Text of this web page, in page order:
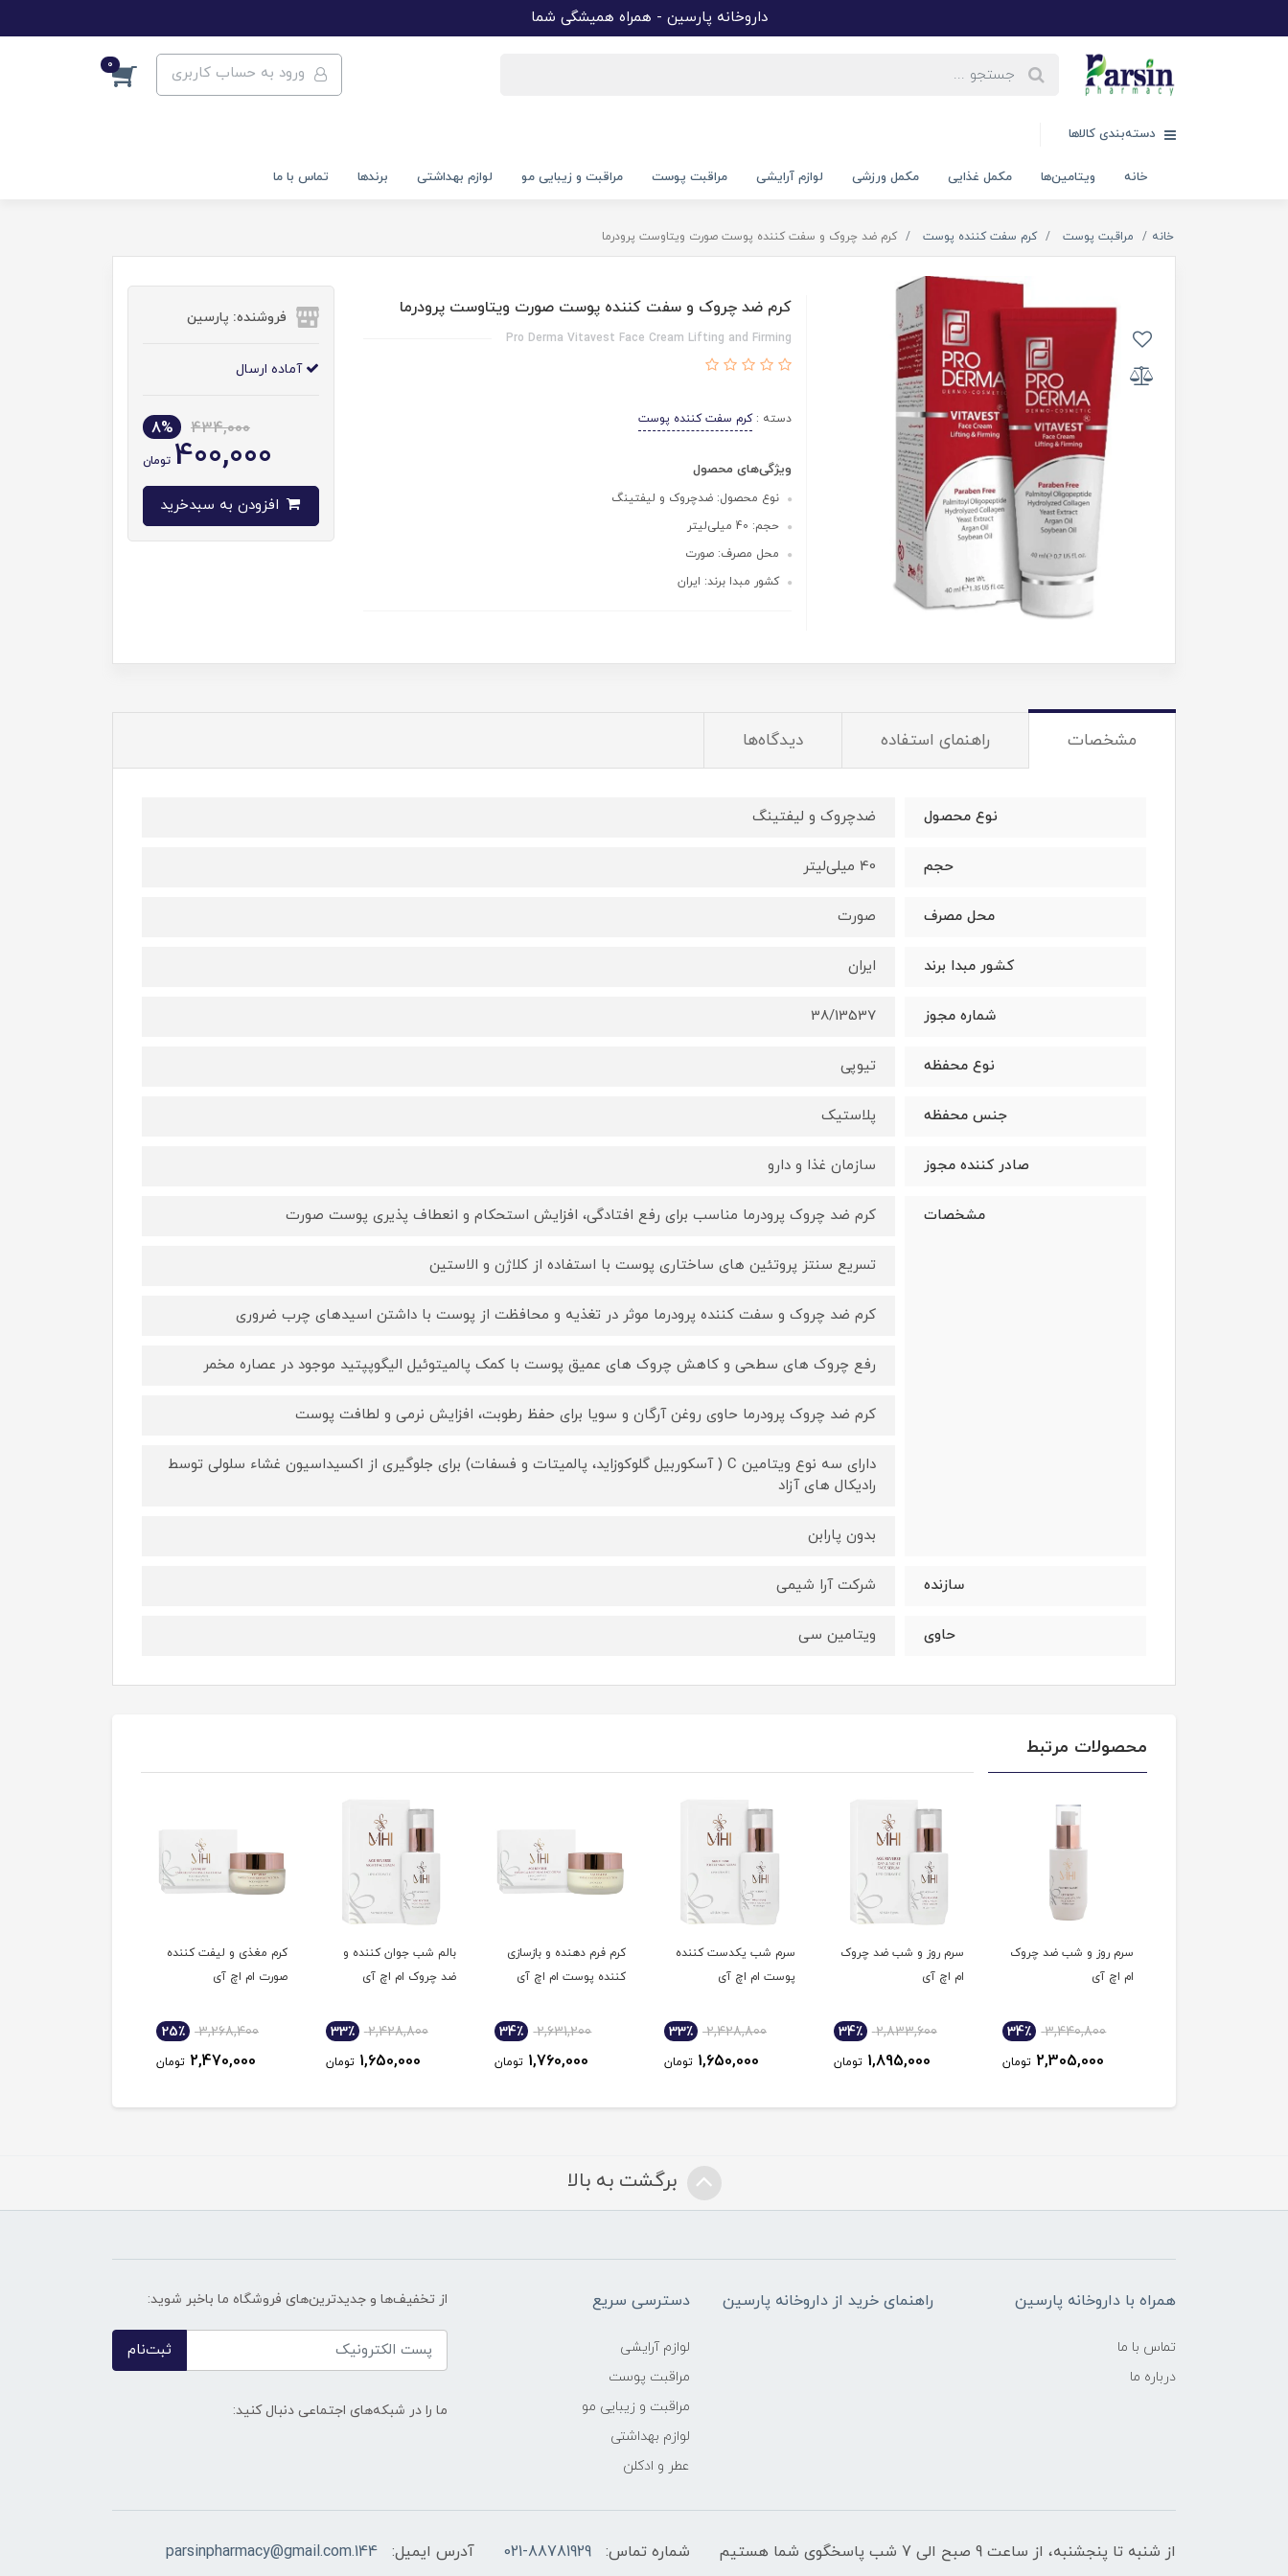
داروخانه پارسین - همراه همیشگی شما
ورود به حساب کاربری 0
دسته‌بندی کالاها
خانه ویتامین‌ها مکمل غذایی مکمل ورزشی لوازم آرایشی مراقبت پوست مراقبت و زیبایی مو لوازم بهداشتی برندها تماس با ما
خانه مراقبت پوست کرم سفت کننده پوست کرم ضد چروک و سفت کننده پوست صورت ویتاوست پرودرما
کرم ضد چروک و سفت کننده پوست صورت ویتاوست پرودرما
Pro Derma Vitavest Face Cream Lifting and Firming
دسته :کرم سفت کننده پوست
ویژگی‌های محصول
نوع محصول: ضدچروک و لیفتینگ
حجم: 40 میلی‌لیتر
محل مصرف: صورت
کشور مبدا برند: ایران
فروشنده: پارسین
آماده ارسال
434,000
8%
400,000 تومان
مشخصات راهنمای استفاده دیدگاه‌ها
نوع محصول ضدچروک و لیفتینگ
حجم 40 میلی‌لیتر
محل مصرف صورت
کشور مبدا برند ایران
شماره مجوز 38/13537
نوع محفظه تیوپی
جنس محفظه پلاستیک
صادر کننده مجوز سازمان غذا و دارو
مشخصات کرم ضد چروک پرودرما مناسب برای رفع افتادگی، افزایش استحکام و انعطاف پذیری پوست صورت
تسریع سنتز پروتئین های ساختاری پوست با استفاده از کلاژن و الاستین
کرم ضد چروک و سفت کننده پرودرما موثر در تغذیه و محافظت از پوست با داشتن اسیدهای چرب ضروری
رفع چروک های سطحی و کاهش چروک های عمیق پوست با کمک پالمیتوئیل الیگوپپتید موجود در عصاره مخمر
کرم ضد چروک پرودرما حاوی روغن آرگان و سویا برای حفظ رطوبت، افزایش نرمی و لطافت پوست
دارای سه نوع ویتامین C ( آسکوربیل گلوکوزاید، پالمیتات و فسفات) برای جلوگیری از اکسیداسیون غشاء سلولی توسط
رادیکال های آزاد
بدون پارابن
سازنده شرکت آرا شیمی
حاوی ویتامین سی
محصولات مرتبط
سرم روز و شب ضد چروک
ام اچ آی
3,440,800 34٪
2,305,000 تومان
سرم روز و شب ضد چروک
ام اچ آی
2,833,600 34٪
1,895,000 تومان
سرم شب یکدست کننده
پوست ام اچ آی
2,428,800 33٪
1,650,000 تومان
کرم فرم دهنده و بازسازی
کننده پوست ام اچ آی
2,631,200 34٪
1,760,000 تومان
بالم شب جوان کننده و
ضد چروک ام اچ آی
2,428,800 33٪
1,650,000 تومان
کرم مغذی و لیفت کننده
صورت ام اچ آی
3,268,400 25٪
2,470,000 تومان
برگشت به بالا
همراه با داروخانه پارسین
تماس با ما
درباره ما
راهنمای خرید از داروخانه پارسین دسترسی سریع
لوازم آرایشی
مراقبت پوست
مراقبت و زیبایی مو
لوازم بهداشتی
عطر و ادکلن
از تخفیف‌ها و جدیدترین‌های فروشگاه ما باخبر شوید:
ثبت‌نام
ما را در شبکه‌های اجتماعی دنبال کنید:
از شنبه تا پنجشنبه، از ساعت 9 صبح الی 7 شب پاسخگوی شما هستیم شماره تماس: 021-88781929 آدرس ایمیل: 144.parsinpharmacy@gmail.com